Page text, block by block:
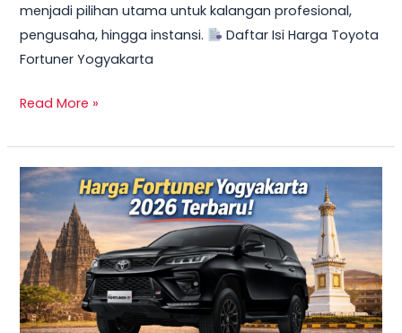
menjadi pilihan utama untuk kalangan profesional,
pengusaha, hingga instansi.
Daftar Isi Harga Toyota
Fortuner Yogyakarta
Mulai
10
Jutaan
Read More »
TERBARU
2026!
Harga
Innova
Reborn
Diesel
Yogyakarta